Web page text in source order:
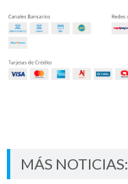
MÁS NOTICIAS: